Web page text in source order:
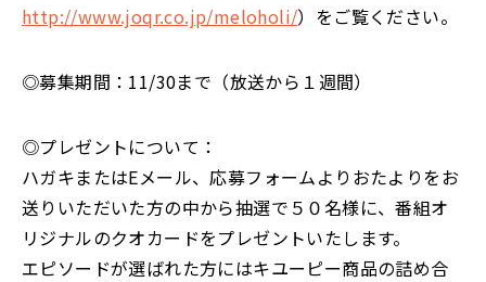
http://www.joqr.co.jp/meloholi/）をご覧ください。
◎募集期間：11/30まで（放送から１週間）
◎プレゼントについて：
ハガキまたはEメール、応募フォームよりおたよりをお
送りいただいた方の中から抽選で５０名様に、番組オ
リジナルのクオカードをプレゼントいたします。
エピソードが選ばれた方にはキユーピー商品の詰め合